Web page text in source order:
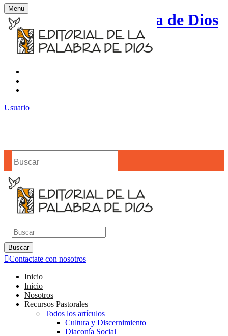
Editorial de la Palabra de Dios
Contacto
Noticias
Usuario
Menu
Buscar
Buscar
Contactate con nosotros
Inicio
Inicio
Nosotros
Recursos Pastorales
Todos los artículos
Cultura y Discernimiento
Diaconía Social